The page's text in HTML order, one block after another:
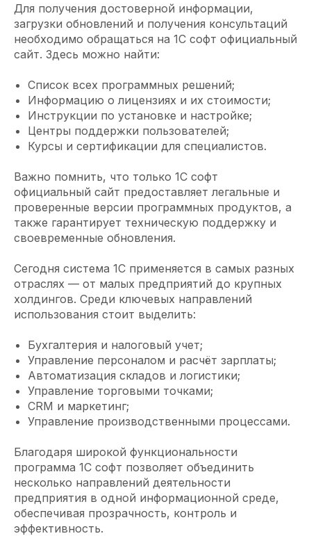
Для получения достоверной информации,
загрузки обновлений и получения консультаций
необходимо обращаться на 1С софт официальный
сайт. Здесь можно найти:
Список всех программных решений;
Информацию о лицензиях и их стоимости;
Инструкции по установке и настройке;
Центры поддержки пользователей;
Курсы и сертификации для специалистов.
Важно помнить, что только 1С софт
официальный сайт предоставляет легальные и
проверенные версии программных продуктов, а
также гарантирует техническую поддержку и
своевременные обновления.
Сегодня система 1С применяется в самых разных
отраслях — от малых предприятий до крупных
холдингов. Среди ключевых направлений
использования стоит выделить:
Бухгалтерия и налоговый учет;
Управление персоналом и расчёт зарплаты;
Автоматизация складов и логистики;
Управление торговыми точками;
CRM и маркетинг;
Управление производственными процессами.
Благодаря широкой функциональности
программа 1С софт позволяет объединить
несколько направлений деятельности
предприятия в одной информационной среде,
обеспечивая прозрачность, контроль и
эффективность.